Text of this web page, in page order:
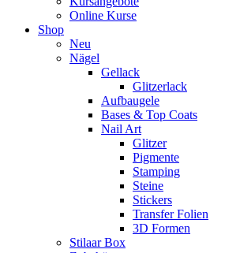
Online Kurse
Shop
Neu
Nägel
Gellack
Glitzerlack
Aufbaugele
Bases & Top Coats
Nail Art
Glitzer
Pigmente
Stamping
Steine
Stickers
Transfer Folien
3D Formen
Stilaar Box